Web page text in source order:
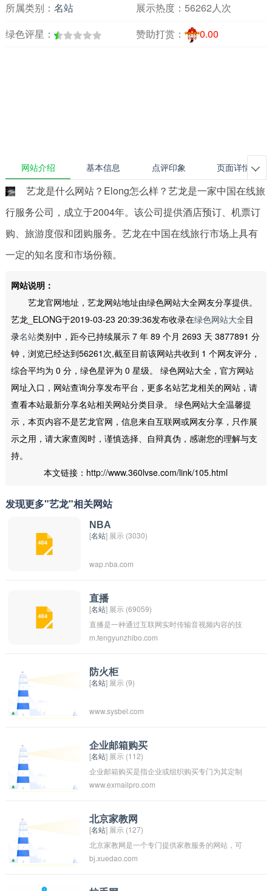
所属类别： 名站 展示热度： 56262人次
绿色评星：
赞助打赏： 0.00
网站介绍 基本信息 点评印象 页面详情 
艺龙是什么网站？Elong怎么样？艺龙是一家中国在线旅
行服务公司，成立于2004年。该公司提供酒店预订、机票订
购、旅游度假和团购服务。艺龙在中国在线旅行市场上具有
一定的知名度和市场份额。
网站说明：
艺龙官网地址，艺龙网站地址由绿色网站大全网友分享提供。
艺龙_ELONG于2019-03-23 20:39:36发布收录在绿色网站大全目
录名站类别中，距今已持续展示 7 年 89 个月 2693 天 3877891 分
钟，浏览已经达到56261次,截至目前该网站共收到 1 个网友评分，
综合平均为 0 分，绿色星评为 0 星级。 绿色网站大全，官方网站
网址入口，网站查询分享发布平台，更多名站艺龙相关的网站，请
查看本站最新分享名站相关网站分类目录。 绿色网站大全温馨提
示，本页内容不是艺龙官网，信息来自互联网或网友分享，只作展
示之用，请大家查阅时，谨慎选择、自辩真伪，感谢您的理解与支
持。
本文链接：http://www.360lvse.com/link/105.html
发现更多"艺龙"相关网站
NBA
[名站] 展示 (3030)
wap.nba.com
直播
[名站] 展示 (69059)
直播是一种通过互联网实时传输音视频内容的技
术，让观众可以在线观看、互动和交流。直播可
播、音乐演唱会直播等，已经成为一种受欢迎的
娱乐和传播方式。直播还可以让内容提供者和观
动。
m.fengyunzhibo.com
防火柜
[名站] 展示 (9)
www.sysbel.com
企业邮箱购买
[名站] 展示 (112)
企业邮箱购买是指企业或组织购买专门为其定制
的、符合品牌标识的企业邮箱服务。企业邮箱通
专业的邮件管理功能，可以帮助企业提升形象，
并更好地管理和保护邮件通讯。企业邮箱的购买
通常需要联系专业的企业邮箱服务提供商或互联
网服务供应商。
www.exmailpro.com
北京家教网
[名站] 展示 (127)
北京家教网是一个专门提供家教服务的网站，可
以为学生和家长寻找合适的家教老师。通过该网
bj.xuedao.com